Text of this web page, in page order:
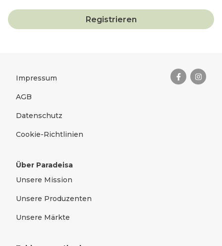
Registrieren
Rechtliches
Impressum
AGB
Datenschutz
Cookie-Richtlinien
Über Paradeisa
Unsere Mission
Unsere Produzenten
Unsere Märkte